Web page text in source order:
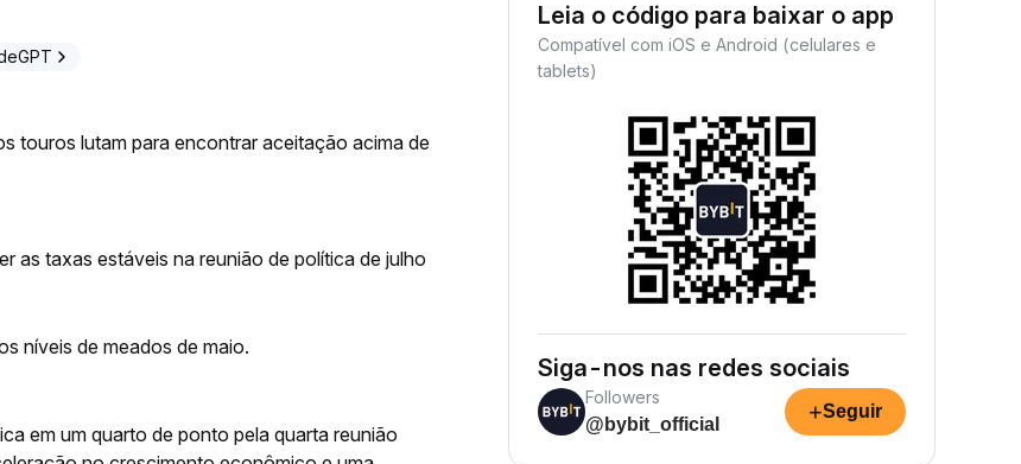
touros lutam para encontrar aceitação acima de
as taxas estáveis na reunião de política de julho
níveis de meados de maio.
em um quarto de ponto pela quarta reunião
Leia o código para baixar o app
Compatível com iOS e Android (celulares e
tablets)
Siga-nos nas redes sociais
Followers
@bybit_official
+Seguir